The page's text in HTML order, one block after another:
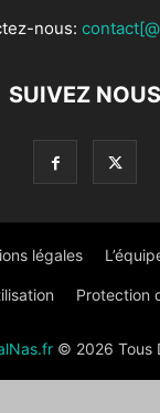
nous:
SUIVEZ NOUS
légales
Protection
© 2026 Tous